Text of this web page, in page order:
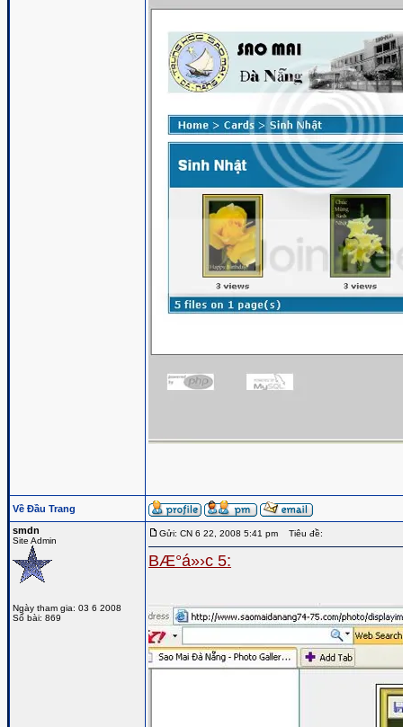
Về Đầu Trang
smdn
Site Admin
Ngày tham gia: 03 6 2008
Số bài: 869
Gửi: CN 6 22, 2008 5:41 pm Tiêu đề:
BÆ°á»›c 5: